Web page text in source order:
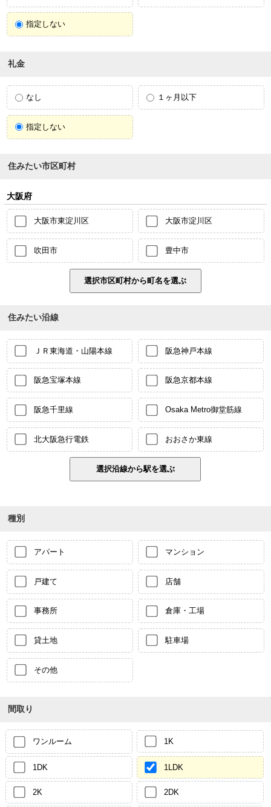
指定しない
礼金
なし １ヶ月以下
指定しない
住みたい市区町村
大阪府
大阪市東淀川区 大阪市淀川区
吹田市 豊中市
住みたい沿線
ＪＲ東海道・山陽本線 阪急神戸本線
阪急宝塚本線 阪急京都本線
阪急千里線 Osaka Metro御堂筋線
北大阪急行電鉄 おおさか東線
種別
アパート マンション
戸建て 店舗
事務所 倉庫・工場
貸土地 駐車場
その他
間取り
ワンルーム 1K
1DK 1LDK
2K 2DK